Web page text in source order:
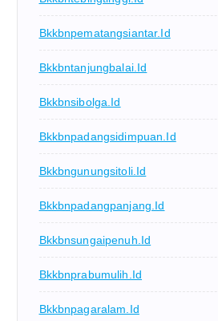
Bkkbnpematangsiantar.id
Bkkbntanjungbalai.id
Bkkbnsibolga.id
Bkkbnpadangsidimpuan.id
Bkkbngunungsitoli.id
Bkkbnpadangpanjang.id
Bkkbnsungaipenuh.id
Bkkbnprabumulih.id
Bkkbnpagaralam.id